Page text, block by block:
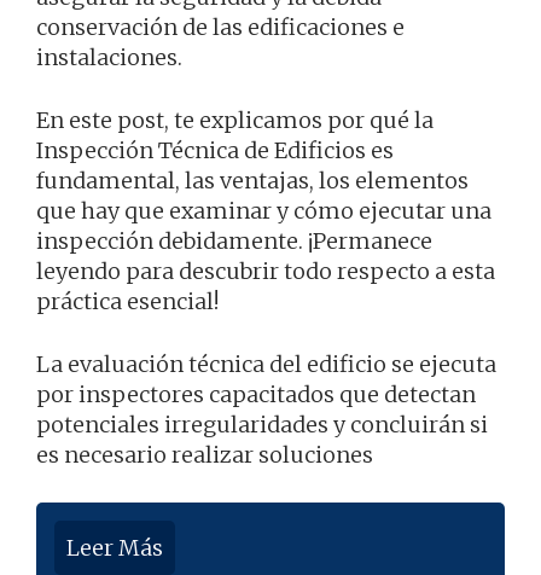
conservación de las edificaciones e
instalaciones.
En este post, te explicamos por qué la
Inspección Técnica de Edificios es
fundamental, las ventajas, los elementos
que hay que examinar y cómo ejecutar una
inspección debidamente. ¡Permanece
leyendo para descubrir todo respecto a esta
práctica esencial!
La evaluación técnica del edificio se ejecuta
por inspectores capacitados que detectan
potenciales irregularidades y concluirán si
es necesario realizar soluciones
Leer Más